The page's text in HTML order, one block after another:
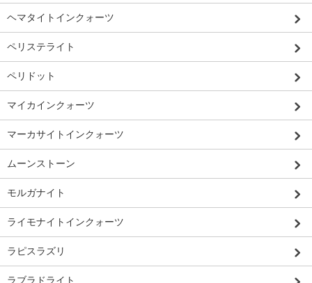
ヘマタイトインクォーツ
ペリステライト
ペリドット
マイカインクォーツ
マーカサイトインクォーツ
ムーンストーン
モルガナイト
ライモナイトインクォーツ
ラピスラズリ
ラブラドライト